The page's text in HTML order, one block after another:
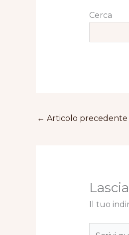
Cerca
← Articolo precedente
Il tuo